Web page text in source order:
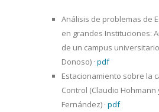
Análisis de problemas de
en grandes Instituciones:
de un campus
Donoso) · pdf
Estacionamiento sobre la
Control (Claudio Hohmann
Fernández) · pdf